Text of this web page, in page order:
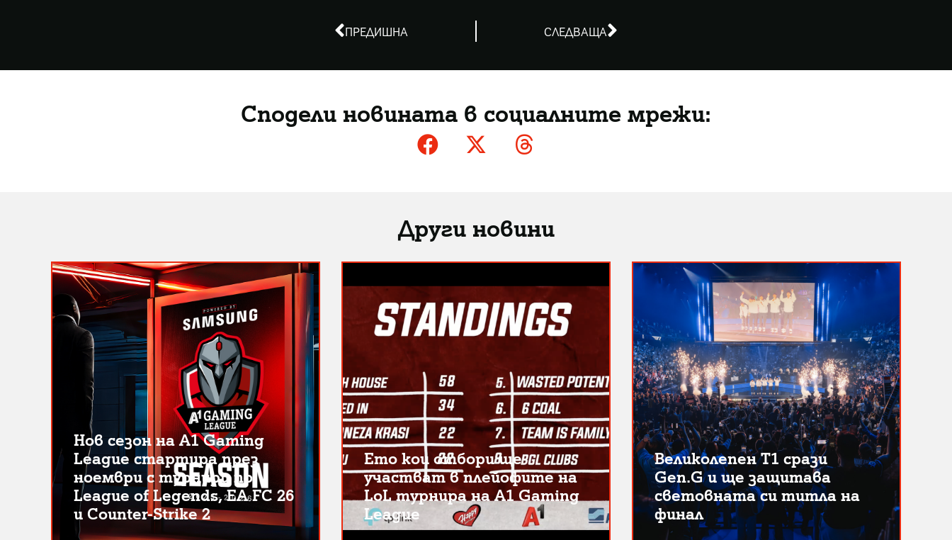
ПРЕДИШНА СЛЕДВАЩА
Сподели новината в социалните мрежи:
Други новини
Нов сезон на A1 Gaming
League стартира през
ноември с турнири по
League of Legends, EA FC 26
и Counter-Strike 2
Ето кои отбори ще
участват в плейофите на
LoL турнира на A1 Gaming
League
Великолепен T1 срази
Gen.G и ще защитава
световната си титла на
финал